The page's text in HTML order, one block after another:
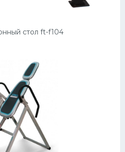
стол ft-f104